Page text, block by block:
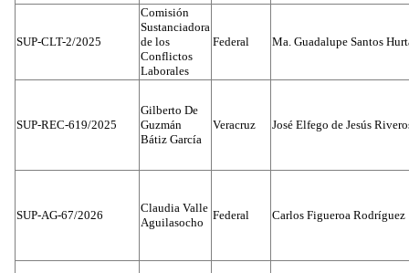
SUP-CLT-2/2025
Comisión
Sustanciadora
de los
Conflictos
Laborales
Federal Ma. Guadalupe Santos
SUP-REC-619/2025
Gilberto De
Guzmán
Bátiz García
Veracruz José Elfego de Jesús
SUP-AG-67/2026
Claudia Valle
Aguilasocho
Federal Carlos Figueroa Rodríguez